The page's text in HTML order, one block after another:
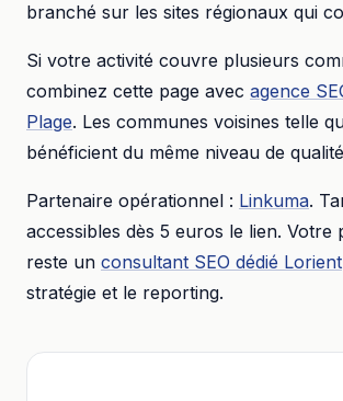
branché sur les sites régionaux qui
Si votre activité couvre plusieurs
combinez cette page avec agence
Plage. Les communes voisines telle
bénéficient du même niveau de
Partenaire opérationnel : Linkuma.
accessibles dès 5 euros le lien. Votre
reste un consultant SEO dédié Lorient
stratégie et le reporting.